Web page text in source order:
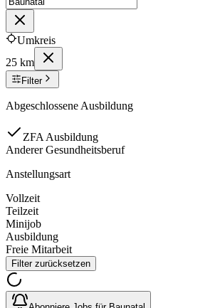
Umkreis
25 km
Filter
Abgeschlossene Ausbildung
ZFA Ausbildung
Anderer Gesundheitsberuf
Anstellungsart
Vollzeit
Teilzeit
Minijob
Ausbildung
Freie Mitarbeit
Filter zurücksetzen